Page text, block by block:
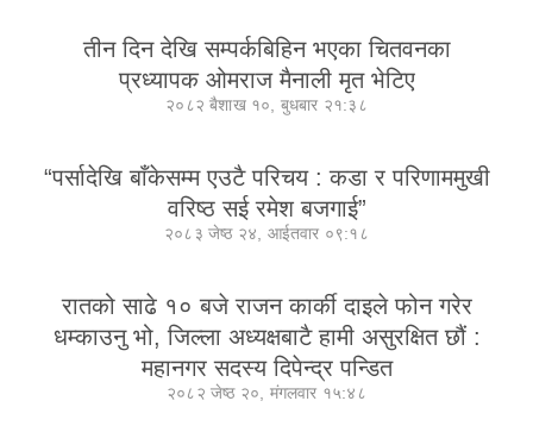
तीन दिन देखि सम्पर्कबिहिन भएका चितवनका
प्रध्यापक ओमराज मैनाली मृत भेटिए
२०८२ बैशाख १०, बुधबार २१:३८
“पर्सादेखि बाँकेसम्म एउटै परिचय : कडा र परिणाममुखी
वरिष्ठ सई रमेश बजगाई”
२०८३ जेष्ठ २४, आईतवार ०९:१८
रातको साढे १० बजे राजन कार्की दाइले फोन गरेर
धम्काउनु भो, जिल्ला अध्यक्षबाटै हामी असुरक्षित छौं :
महानगर सदस्य दिपेन्द्र पन्डित
२०८२ जेष्ठ २०, मंगलवार १५:४८